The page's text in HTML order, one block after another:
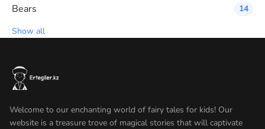
Bears
14
Show all
Welcome to our enchanting world of fairy tales for kids! Our
website is a treasure trove of magical stories that will captivate